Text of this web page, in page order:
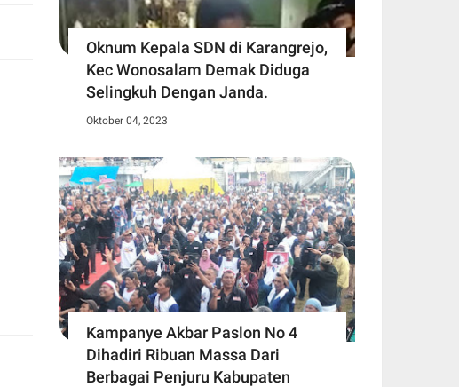
Oknum Kepala SDN di Karangrejo,
Kec Wonosalam Demak Diduga
Selingkuh Dengan Janda.
Oktober 04, 2023
Kampanye Akbar Paslon No 4
Dihadiri Ribuan Massa Dari
Berbagai Penjuru Kabupaten